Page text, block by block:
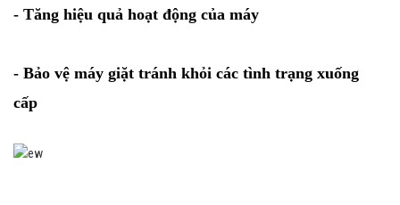
- Tăng hiệu quả hoạt động của máy
- Bảo vệ máy giặt tránh khỏi các tình trạng xuống
cấp